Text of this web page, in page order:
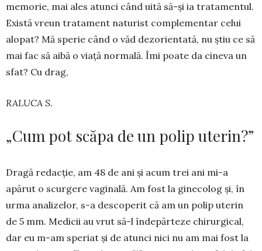
memorie, mai ales atunci când uită să-și ia trata­men­tul.
Există vreun tratament na­turist comple­men­tar celui
alopat? Mă spe­rie când o văd dezorientată, nu știu ce să
mai fac să aibă o viață nor­mală. Îmi poa­te da cineva un
sfat? Cu drag,
RALUCA S.
„Cum pot scăpa de un polip uterin?”
Dragă redacție, am 48 de ani și acum trei ani mi-a
apărut o scurgere vaginală. Am fost la ginecolog și, în
urma anali­zelor, s-a descoperit că am un polip uterin
de 5 mm. Medicii au vrut să-l îndepărteze chirurgi­cal,
dar eu m-am speriat și de atunci nici nu am mai fost la